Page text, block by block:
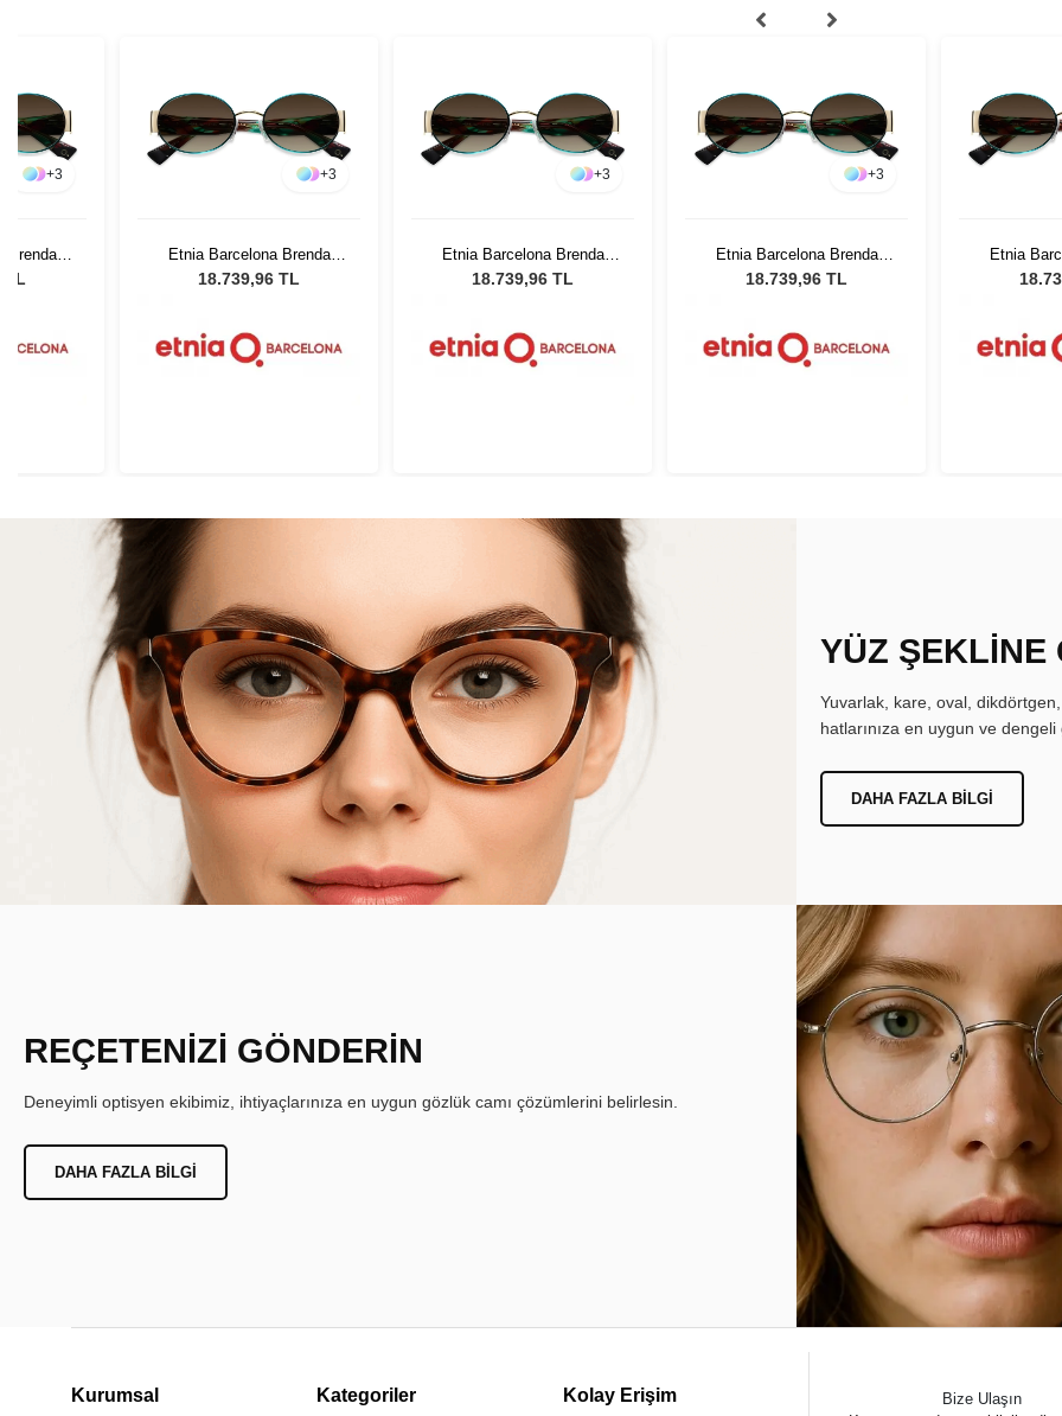
+3
Brenda
TL
+3
Etnia Barcelona Brenda
GRGD 53
18.739,96 TL
+3
Etnia Barcelona Brenda
GRGD 53
18.739,96 TL
+3
Etnia Barcelona Brenda
GRGD 53
18.739,96 TL
Etnia
YÜZ ŞEKLİNE
Yuvarlak, kare, oval,
hatlarınıza en uygun ve
DAHA FAZLA BILGI
REÇETENİZİ GÖNDERİN
Deneyimli optisyen ekibimiz, ihtiyaçlarınıza en uygun gözlük camı çözümlerini belirlesin.
DAHA FAZLA BILGI
Kurumsal Kategoriler Kolay Erişim
Bize Ulaşın